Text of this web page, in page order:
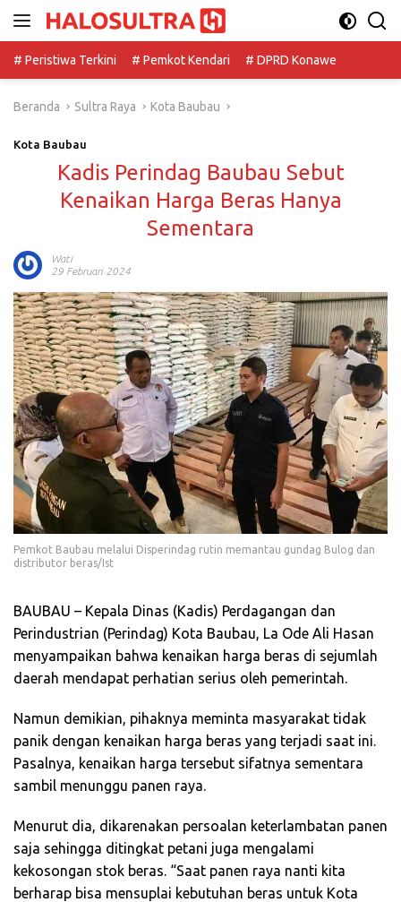
# Peristiwa Terkini
# Pemkot Kendari # DPRD Konawe
Beranda Sultra Raya Kota Baubau
Kota Baubau
Kadis Perindag Baubau Sebut
Kenaikan Harga Beras Hanya
Sementara
Wati
29 Februari 2024
Pemkot Baubau melalui Disperindag rutin memantau gundag Bulog dan
distributor beras/Ist
BAUBAU – Kepala Dinas (Kadis) Perdagangan dan
Perindustrian (Perindag) Kota Baubau, La Ode Ali Hasan
menyampaikan bahwa kenaikan harga beras di sejumlah
daerah mendapat perhatian serius oleh pemerintah.
Namun demikian, pihaknya meminta masyarakat tidak
panik dengan kenaikan harga beras yang terjadi saat ini.
Pasalnya, kenaikan harga tersebut sifatnya sementara
sambil menunggu panen raya.
Menurut dia, dikarenakan persoalan keterlambatan panen
saja sehingga ditingkat petani juga mengalami
kekosongan stok beras. “Saat panen raya nanti kita
berharap bisa mensuplai kebutuhan beras untuk Kota